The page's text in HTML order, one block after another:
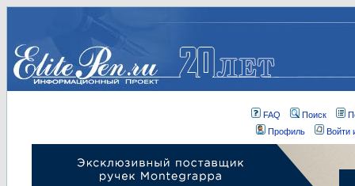
FAQ Поиск
Профиль
Войти